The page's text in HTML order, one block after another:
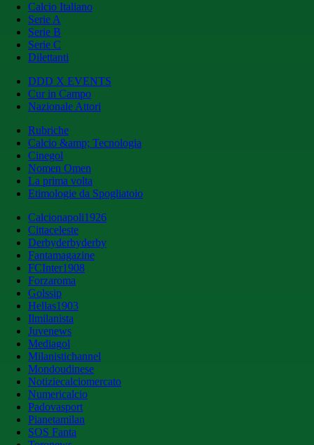
Calcio Italiano
Serie A
Serie B
Serie C
Dilettanti
DDD X EVENTS
Cur in Campo
Nazionale Attori
Rubriche
Calcio &amp; Tecnologia
Cinegol
Nomen Omen
La prima volta
Etimologie da Spogliatoio
Calcionapoli1926
Cittaceleste
Derbyderbyderby
Fantamagazine
FCInter1908
Forzaroma
Golssip
Hellas1903
Ilmilanista
Juvenews
Mediagol
Milanistichannel
Mondoudinese
Notiziecalciomercato
Numericalcio
Padovasport
Pianetamilan
SOS Fanta